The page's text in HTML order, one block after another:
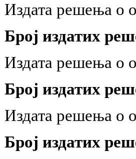
Издата решења о
Број издатих
Издата решења о
Број издатих
Издата решења о
Број издатих